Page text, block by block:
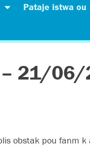
Pataje istwa ou
– 21/
obstak pou fanm